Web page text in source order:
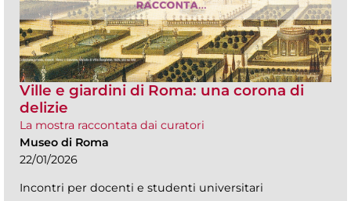
Ville e giardini di Roma: una corona di
delizie
La mostra raccontata dai curatori
Museo di Roma
22/01/2026
Incontri per docenti e studenti universitari